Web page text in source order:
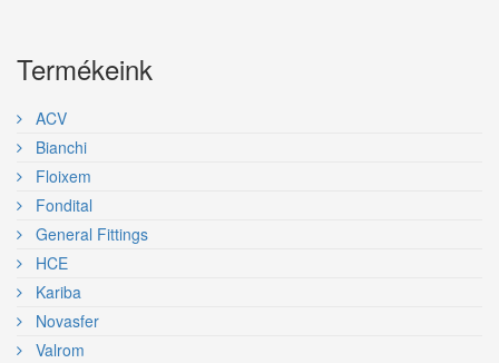
Termékeink
ACV
Bianchi
Floixem
Fondital
General Fittings
HCE
Kariba
Novasfer
Valrom